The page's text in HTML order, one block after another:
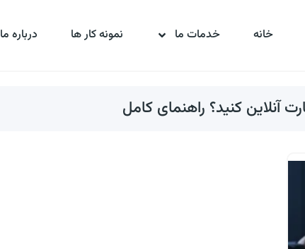
خانه خدمات ما نمونه کار ها درباره ما
آنلاین کنید؟ راهنمای کامل